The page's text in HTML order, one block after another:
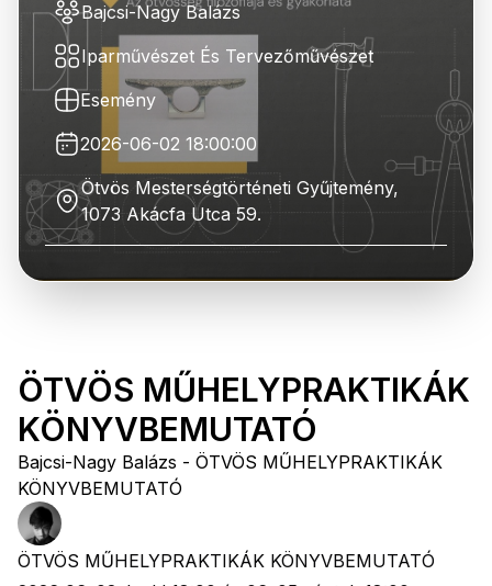
Bajcsi-Nagy Balázs
Iparművészet És Tervezőművészet
Esemény
2026-06-02 18:00:00
Ötvös Mesterségtörténeti Gyűjtemény,
1073 Akácfa Utca 59.
ÖTVÖS MŰHELYPRAKTIKÁK
KÖNYVBEMUTATÓ
Bajcsi-Nagy Balázs - ÖTVÖS MŰHELYPRAKTIKÁK
KÖNYVBEMUTATÓ
ÖTVÖS MŰHELYPRAKTIKÁK KÖNYVBEMUTATÓ